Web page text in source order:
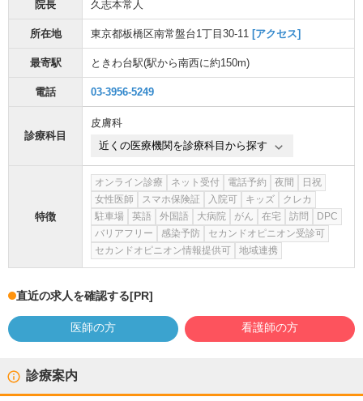
院長 久志本常人
所在地 東京都板橋区南常盤台1丁目30-11 [アクセス]
最寄駅 ときわ台駅(駅から南西に約150m)
電話 03-3956-5249
診療科目
皮膚科
近くの医療機関を診療科目から探す
特徴
オンライン診療 ネット受付 電話予約 夜間
日祝
女性医師
スマホ保険証 入院可 キッズ
クレカ
駐車場
英語 外国語 大病院 がん 在宅 訪問
DPC
バリアフリー
感染予防
セカンドオピニオン受診可
セカンドオピニオン情報提供可
地域連携
直近の求人を確認する[PR]
医師の方 看護師の方
診療案内